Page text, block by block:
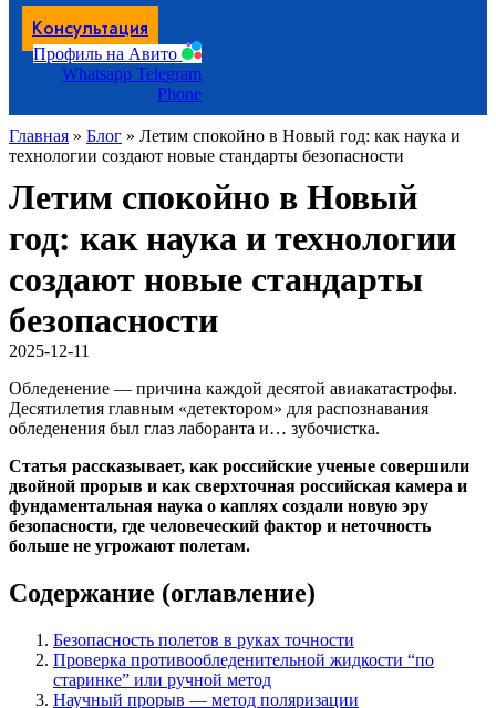
Консультация
Профиль на Авито
Whatsapp Telegram
Phone
Главная » Блог » Летим спокойно в Новый год: как наука и
технологии создают новые стандарты безопасности
Летим спокойно в Новый
год: как наука и технологии
создают новые стандарты
безопасности
2025-12-11
Обледенение — причина каждой десятой авиакатастрофы.
Десятилетия главным «детектором» для распознавания
обледенения был глаз лаборанта и… зубочистка.
Статья рассказывает, как российские ученые совершили
двойной прорыв и как сверхточная российская камера и
фундаментальная наука о каплях создали новую эру
безопасности, где человеческий фактор и неточность
больше не угрожают полетам.
Содержание (оглавление)
Безопасность полетов в руках точности
Проверка противообледенительной жидкости “по
старинке” или ручной метод
Научный прорыв — метод поляризации